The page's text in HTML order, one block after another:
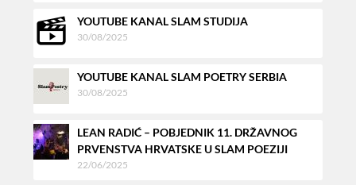
YOUTUBE KANAL SLAM STUDIJA
30/08/2025
YOUTUBE KANAL SLAM POETRY SERBIA
30/08/2025
LEAN RADIĆ – POBJEDNIK 11. DRŽAVNOG
PRVENSTVA HRVATSKE U SLAM POEZIJI
22/06/2025